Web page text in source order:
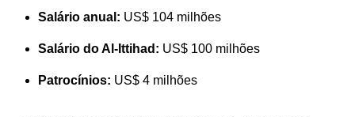
Salário anual: US$ 104 milhões
Salário do Al-Ittihad: US$ 100 milhões
Patrocínios: US$ 4 milhões